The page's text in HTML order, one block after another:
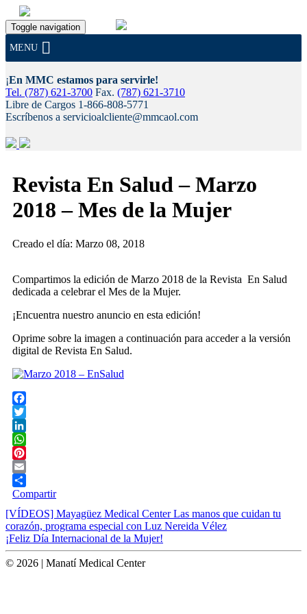
Toggle navigation
MENU
¡En MMC estamos para servirle!
Tel. (787) 621-3700 Fax. (787) 621-3710
Libre de Cargos 1-866-808-5771
Escríbenos a servicioalcliente@mmcaol.com
content
Revista En Salud – Marzo
2018 – Mes de la Mujer
Creado el día: Marzo 08, 2018
Compartimos la edición de Marzo 2018 de la Revista En Salud
dedicada a celebrar el Mes de la Mujer.
¡Encuentra nuestro anuncio en esta edición!
Oprime sobre la imagen a continuación para acceder a la versión
digital de Revista En Salud.
Facebook
Twitter
LinkedIn
WhatsApp
Pinterest
Email
Compartir
Post
navigation
[VÍDEOS] Mayagüez Medical Center Las manos que cuidan tu
corazón, programa especial con Luz Nereida Vélez
¡Feliz Día Internacional de la Mujer!
© 2026 | Manatí Medical Center